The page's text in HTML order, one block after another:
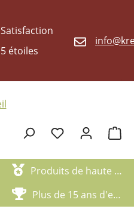
Satisfaction
5 étoiles
Le
Produits de haute qualité
Plus de 15 ans d'expérience